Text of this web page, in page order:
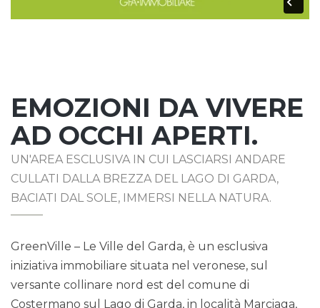
EMOZIONI DA VIVERE
AD OCCHI APERTI.
UN'AREA ESCLUSIVA IN CUI LASCIARSI ANDARE
CULLATI DALLA BREZZA DEL LAGO DI GARDA,
BACIATI DAL SOLE, IMMERSI NELLA NATURA.
GreenVille – Le Ville del Garda, è un esclusiva
iniziativa immobiliare situata nel veronese, sul
versante collinare nord est del comune di
Costermano sul Lago di Garda, in località Marciaga,